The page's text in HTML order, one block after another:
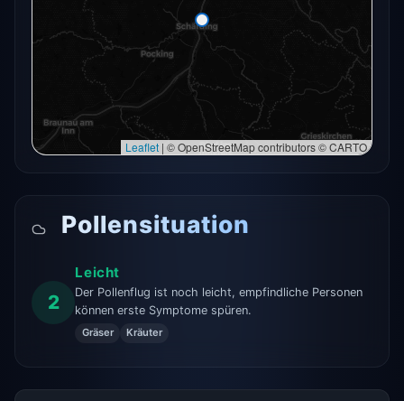
In der Vollkarte öffnen
Erneut versuchen
In der Vollkarte öffnen →
Leaflet | © OpenStreetMap contributors © CARTO
Pollensituation
2
Leicht
Der Pollenflug ist noch leicht, empfindliche Personen
können erste Symptome spüren.
Gräser Kräuter